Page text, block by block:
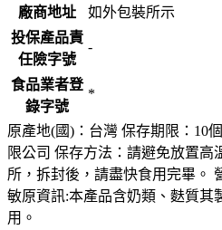
廠商地址
如外包裝所示
投保產品責
任險字號
-
食品業者登
錄字號
*
原產地(國)：台灣 保存期限：10
限公司 保存方法：請避免放置高
所，拆封後，請盡快食用完畢。
敏原資訊:本產品含奶類、麩質其
用。